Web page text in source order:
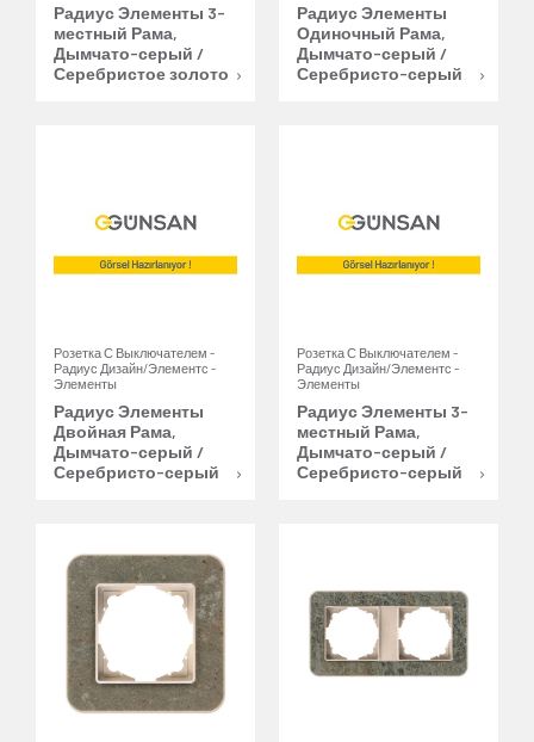
Радиус Элементы 3-
местный Рама,
Дымчато-серый /
Серебристое золото
Радиус Элементы
Одиночный Рама,
Дымчато-серый /
Серебристо-серый
Розетка С Выключателем -
Радиус Дизайн/Элементс -
Элементы
Радиус Элементы
Двойная Рама,
Дымчато-серый /
Серебристо-серый
Розетка С Выключателем -
Радиус Дизайн/Элементс -
Элементы
Радиус Элементы 3-
местный Рама,
Дымчато-серый /
Серебристо-серый